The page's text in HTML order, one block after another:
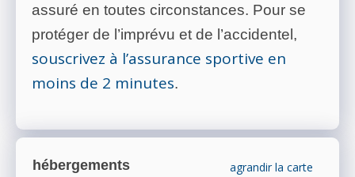
assuré en toutes circonstances. Pour se
protéger de l’imprévu et de l’accidentel,
souscrivez à l’assurance sportive en
moins de 2 minutes.
hébergements
agrandir la carte